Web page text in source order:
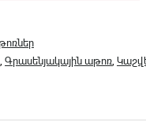
, Գրասենյակային աթոռ,